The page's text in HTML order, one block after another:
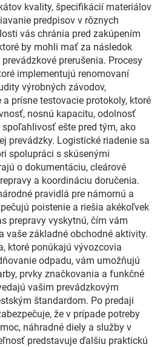
kvality, špecifikácií materiálov
predpisov v rôznych
vás chránia pred zakúpením
by mohli mať za následok
prerušenia. Procesy
implementujú renomovaní
výrobných závodov,
a prísne testovacie protokoly, ktoré
nosnú kapacitu, odolnosť
ešte pred tým, ako
prevádzky. Logistické riadenie sa
spolupráci s skúsenými
o dokumentáciu, cleárové
a koordináciu doručenia.
pravidlá pre námornú a
poistenie a riešia akékoľvek
prepravy vyskytnú, čím vám
vaše základné obchodné aktivity.
ktoré ponúkajú vývozcovia
odpadu, vám umožňujú
prvky značkovania a funkčné
vašim prevádzkovým
štandardom. Po predaji
že v prípade potreby
náhradné diely a služby v
predstavuje ďalšiu praktickú